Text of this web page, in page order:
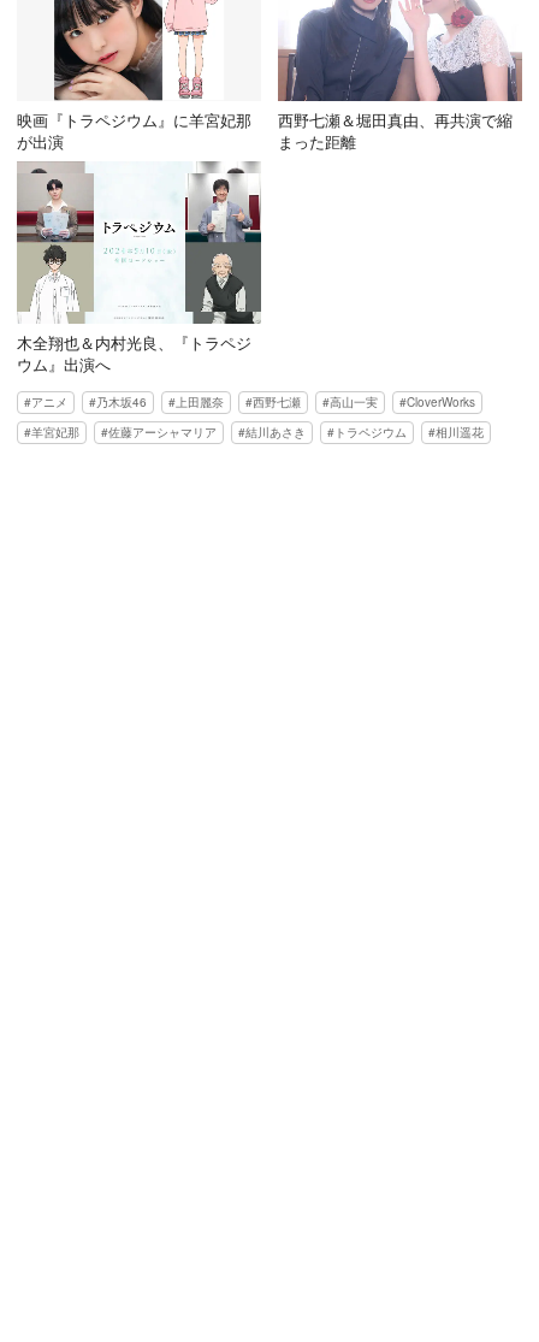
映画『トラペジウム』に羊宮妃那
が出演
西野七瀬＆堀田真由、再共演で縮
まった距離
木全翔也＆内村光良、『トラペジ
ウム』出演へ
アニメ 乃木坂46 上田麗奈 西野七瀬 高山一実
CloverWorks
羊宮妃那
佐藤アーシャマリア 結川あさき トラペジウム 相川遥花